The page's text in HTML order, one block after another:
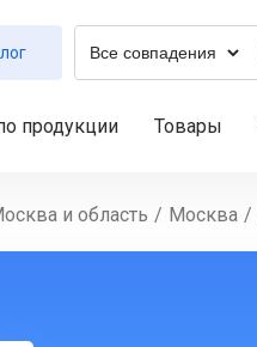
продукции Товары
и область / Москва /